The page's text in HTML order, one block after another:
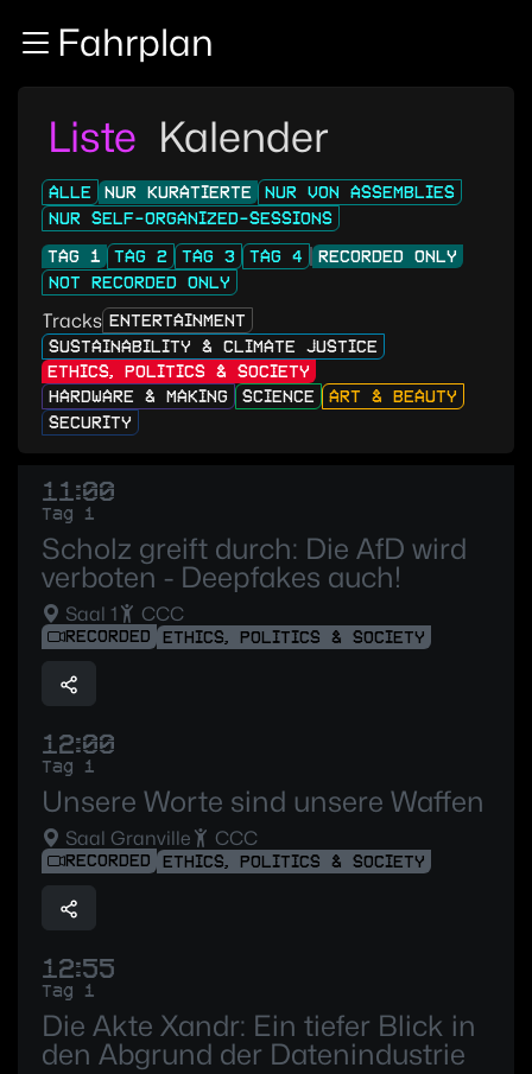
Zum InhaltFahrplan
Liste Kalender
ALLE NUR KURATIERTE
NUR VON ASSEMBLIES
NUR SELF-ORGANIZED-SESSIONS
TAG 1
TAG 2 TAG 3 TAG 4
RECORDED ONLY
NOT RECORDED ONLY
Tracks ENTERTAINMENT
SUSTAINABILITY & CLIMATE JUSTICE
ETHICS, POLITICS & SOCIETY
HARDWARE & MAKING
SCIENCE
ART & BEAUTY
SECURITY
11:00
Tag 1
Scholz greift durch: Die AfD wird
verboten - Deepfakes auch!
Saal 1 CCC
RECORDED ETHICS, POLITICS & SOCIETY
12:00
Tag 1
Unsere Worte sind unsere Waffen
Saal Granville CCC
RECORDED ETHICS, POLITICS & SOCIETY
12:55
Tag 1
Die Akte Xandr: Ein tiefer Blick in
den Abgrund der Datenindustrie